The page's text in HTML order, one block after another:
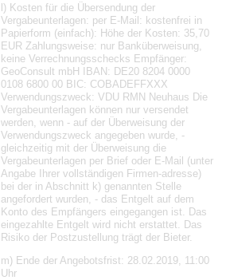
l) Kosten für die Übersendung der
Vergabeunterlagen: per E-Mail: kostenfrei in
Papierform (einfach): Höhe der Kosten: 35,70
EUR Zahlungsweise: nur Banküberweisung,
keine Verrechnungsschecks Empfänger:
GeoConsult mbH IBAN: DE20 8204 0000
0108 6800 00 BIC: COBADEFFXXX
Verwendungszweck: VDU RMN Neuhaus Die
Vergabeunterlagen können nur versendet
werden, wenn - auf der Überweisung der
Verwendungszweck angegeben wurde, -
gleichzeitig mit der Überweisung die
Vergabeunterlagen per Brief oder E-Mail (unter
Angabe Ihrer vollständigen Firmen-adresse)
bei der in Abschnitt k) genannten Stelle
angefordert wurden, - das Entgelt auf dem
Konto des Empfängers eingegangen ist. Das
eingezahlte Entgelt wird nicht erstattet. Das
Risiko der Postzustellung trägt der Bieter.
m) Ende der Angebotsfrist: 28.02.2019, 11:00
Uhr